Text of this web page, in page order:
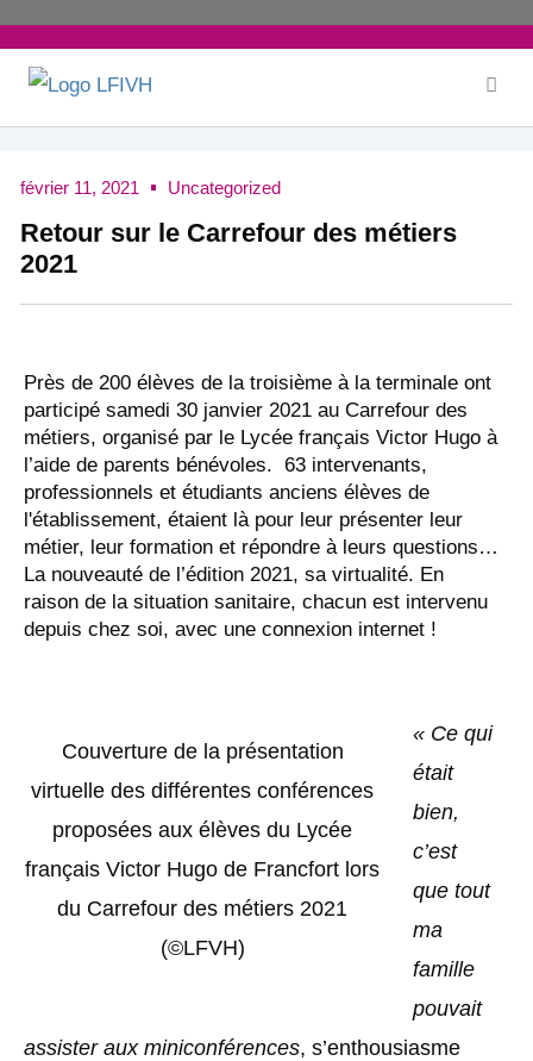
au
contenu
février 11, 2021 Uncategorized
Retour sur le Carrefour des métiers
2021
Près de 200 élèves de la troisième à la terminale ont
participé samedi 30 janvier 2021 au Carrefour des
métiers, organisé par le Lycée français Victor Hugo à
l’aide de parents bénévoles. 63 intervenants,
professionnels et étudiants anciens élèves de
l'établissement, étaient là pour leur présenter leur
métier, leur formation et répondre à leurs questions…
La nouveauté de l’édition 2021, sa virtualité. En
raison de la situation sanitaire, chacun est intervenu
depuis chez soi, avec une connexion internet !
Couverture de la présentation
virtuelle des différentes conférences
proposées aux élèves du Lycée
français Victor Hugo de Francfort lors
du Carrefour des métiers 2021
(©LFVH)
« Ce qui
était
bien,
c’est
que tout
ma
famille
pouvait
assister aux miniconférences, s’enthousiasme